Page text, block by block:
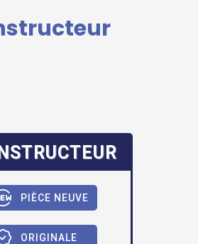
PIÈCE NEUVE
ORIGINALE